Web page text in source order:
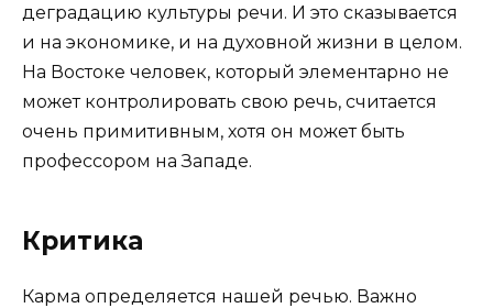
деградацию культуры речи. И это сказывается
и на экономике, и на духовной жизни в целом.
На Востоке человек, который элементарно не
может контролировать свою речь, считается
очень примитивным, хотя он может быть
профессором на Западе.
Критика
Карма определяется нашей речью. Важно